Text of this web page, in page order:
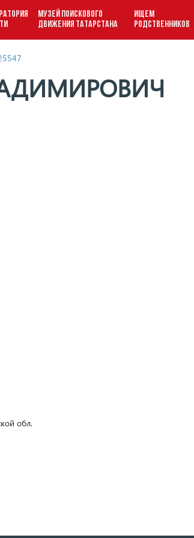
МУЗЕЙ ПОИСКОВОГО
ДВИЖЕНИЯ ТАТАРСТАНА
ИЩЕМ
РОДСТВЕННИКОВ
обл.